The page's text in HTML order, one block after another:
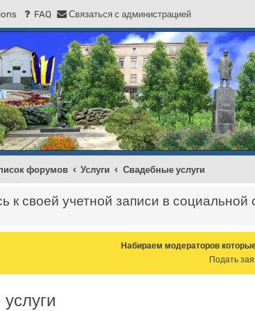
FAQ Связаться с администрацией
форумов Услуги Свадебные услуги
к своей учетной записи в социальной
Набираем модераторов
Подать